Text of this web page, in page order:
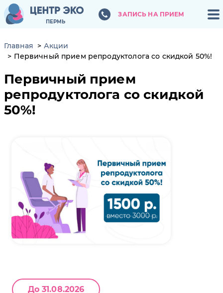
ПЕРМЬ
ЗАПИСЬ НА ПРИЕМ
ПЕРМЬ
ЗАПИСЬ НА ПРИЕМ
Главная
Акции
Первичный прием репродуктолога со скидкой 50%!
Первичный прием
репродуктолога со скидкой
50%!
До 31.08.2026